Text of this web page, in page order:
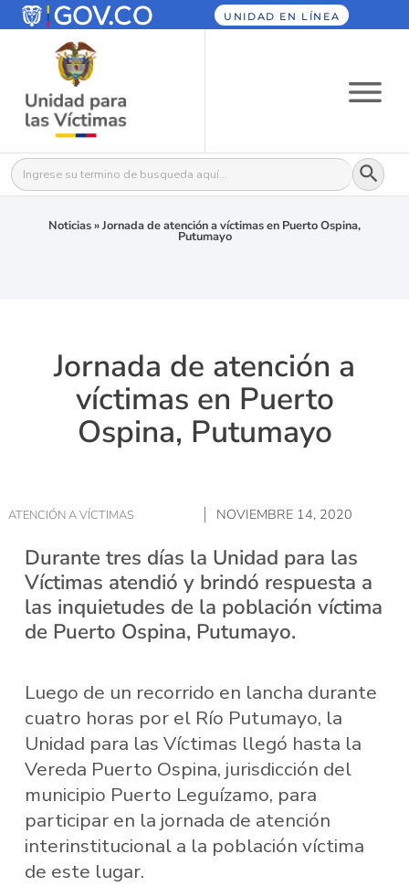
UNIDAD EN LÍNEA
Buscar: Botón
Noticias»Jornada de atención a víctimas en Puerto Ospina,
Putumayo
Jornada de atención a
víctimas en Puerto
Ospina, Putumayo
ATENCIÓN A VÍCTIMAS NOVIEMBRE 14, 2020
Durante tres días la Unidad para las
Víctimas atendió y brindó respuesta a
las inquietudes de la población víctima
de Puerto Ospina, Putumayo.
Luego de un recorrido en lancha durante
cuatro horas por el Río Putumayo, la
Unidad para las Víctimas llegó hasta la
Vereda Puerto Ospina, jurisdicción del
municipio Puerto Leguízamo, para
participar en la jornada de atención
interinstitucional a la población víctima
de este lugar.